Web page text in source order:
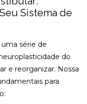
Sistema de
série de
do
e reorganizar. Nossa
para